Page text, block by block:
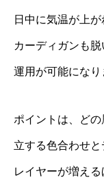
日中に気温が上
カーディガンも
運用が可能になり
ポイントは、ど
立する色合わせと
レイヤーが増え